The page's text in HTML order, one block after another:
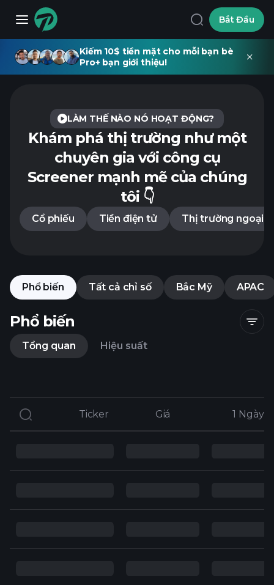
Bắt Đầu
Kiếm 10$ tiền mặt cho mỗi bạn bè
Pro+ bạn giới thiệu!
LÀM THẾ NÀO NÓ HOẠT ĐỘNG?
Khám phá thị trường như một
chuyên gia với công cụ
Screener mạnh mẽ của chúng
tôi 👇
Cổ phiếu Tiền điện tử Thị trường ngoại
Phổ biến Tất cả chỉ số Bắc Mỹ APAC
Phổ biến
Tổng quan Hiệu suất
Ticker Giá 1 Ngày
Ticker Giá 1 Ngày